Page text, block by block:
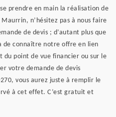
prendre en main la réalisation de
n’hésitez pas à nous faire
de devis ; d’autant plus que
de connaître notre offre en lien
du point de vue financier ou sur le
votre demande de devis
vous aurez juste à remplir le
à cet effet. C’est gratuit et